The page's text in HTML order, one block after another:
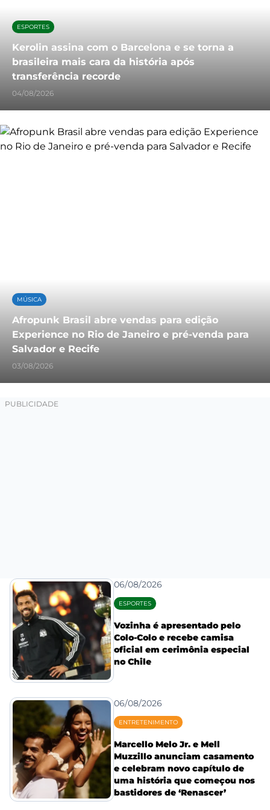
ESPORTES
Kerolin assina com o Barcelona e se torna a
brasileira mais cara da história após
transferência recorde
04/08/2026
MÚSICA
Afropunk Brasil abre vendas para edição
Experience no Rio de Janeiro e pré-venda para
Salvador e Recife
03/08/2026
06/08/2026
ESPORTES
Vozinha é apresentado pelo
Colo-Colo e recebe camisa
oficial em cerimônia especial
no Chile
06/08/2026
ENTRETENIMENTO
Marcello Melo Jr. e Mell
Muzzillo anunciam casamento
e celebram novo capítulo de
uma história que começou nos
bastidores de ‘Renascer’